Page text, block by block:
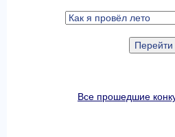
Все прошедшие